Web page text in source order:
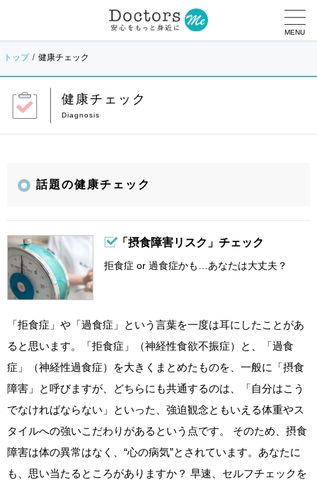
MENU
トップ 健康チェック
健康チェック
話題の健康チェック
「摂食障害リスク」チェック
拒食症 or 過食症かも…あなたは大丈夫？
「拒食症」や「過食症」という言葉を一度は耳にしたことがあ
ると思います。「拒食症」（神経性食欲不振症）と、「過食
症」（神経性過食症）を大きくまとめたものを、一般に「摂食
障害」と呼びますが、どちらにも共通するのは、「自分はこう
でなければならない」といった、強迫観念ともいえる体重やス
タイルへの強いこだわりがあるという点です。 そのため、摂食
障害は体の異常はなく、“心の病気”とされています。あなたに
も、思い当たるところがありますか？ 早速、セルフチェックを